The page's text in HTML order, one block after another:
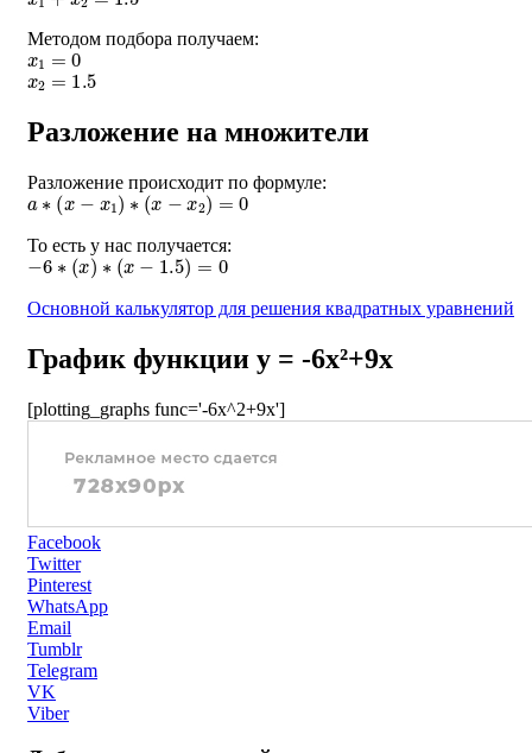
Методом подбора получаем:
x1=0
x2 =1.5
Разложение на множители
Разложение происходит по формуле:
a ∗(x−x1)∗ (x−x2)=0
То есть у нас получается:
−6∗(x)∗(x−1.5)=0
Основной калькулятор для решения квадратных уравнений
График функции y = -6x²+9x
[plotting_graphs func='-6x^2+9x']
Facebook
Twitter
Pinterest
WhatsApp
Email
Tumblr
Telegram
VK
Viber